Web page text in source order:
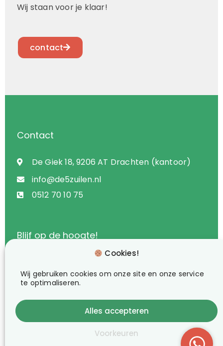
Cookies!
Wij gebruiken cookies om onze site en onze service
te optimaliseren.
Alles accepteren
Voorkeuren
Wij staan voor je klaar!
contact
Contact
De Giek 18, 9206 AT Drachten (kantoor)
info@de5zuilen.nl
0512 70 10 75
Blijf op de hoogte!